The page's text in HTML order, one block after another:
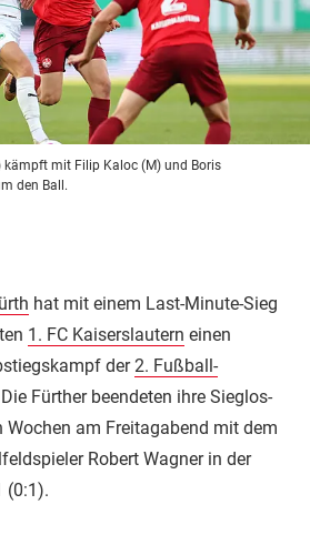
kämpft mit Filip Kaloc (M) und Boris
den Ball.
hat mit einem Last-Minute-Sieg
1. FC Kaiserslautern einen
der2. Fußball-
Fürther beendeten ihre Sieglos-
Wochen am Freitagabend mit dem
Robert Wagner in der
(0:1).